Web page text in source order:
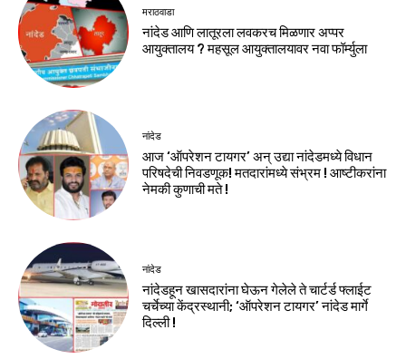
मराठवाडा
नांदेड आणि लातूरला लवकरच मिळणार अप्पर
आयुक्तालय ? महसूल आयुक्तालयावर नवा फॉर्म्युला
नांदेड
आज ‘ऑपरेशन टायगर’ अन् उद्या नांदेडमध्ये विधान
परिषदेची निवडणूक! मतदारांमध्ये संभ्रम ! आष्टीकरांना
नेमकी कुणाची मते !
नांदेड
नांदेडहून खासदारांना घेऊन गेलेले ते चार्टर्ड फ्लाईट
चर्चेच्या केंद्रस्थानी; ‘ऑपरेशन टायगर’ नांदेड मार्गे
दिल्ली !